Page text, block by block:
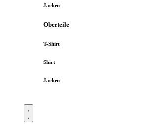
Jacken
Oberteile
T-Shirt
Shirt
Jacken